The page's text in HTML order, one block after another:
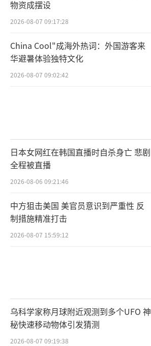
物资成摆设
2026-08-07 09:17:28
China Cool"成海外热词：外国游客来
华避暑体验独特文化
2026-08-07 09:02:42
日本女网红在韩国直播时自杀身亡 悲剧
全程被直播
2026-08-06 09:21:46
中方狙击美国 美官员意识到严重性 反
制措施精准打击
2026-08-07 15:59:12
乌科学家称月球附近观测到多个UFO 神
秘快速移动物体引发猜测
2026-08-07 09:19:38